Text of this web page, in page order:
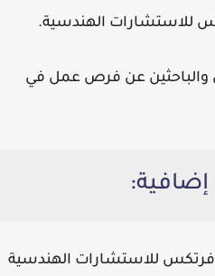
للاستشارات الهندسية.
والباحثين عن فرص عمل في
للاستشارات الهندسية